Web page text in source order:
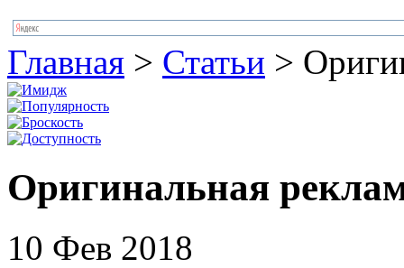
Главная > Статьи >
Оригинальная
10 Фев 2018